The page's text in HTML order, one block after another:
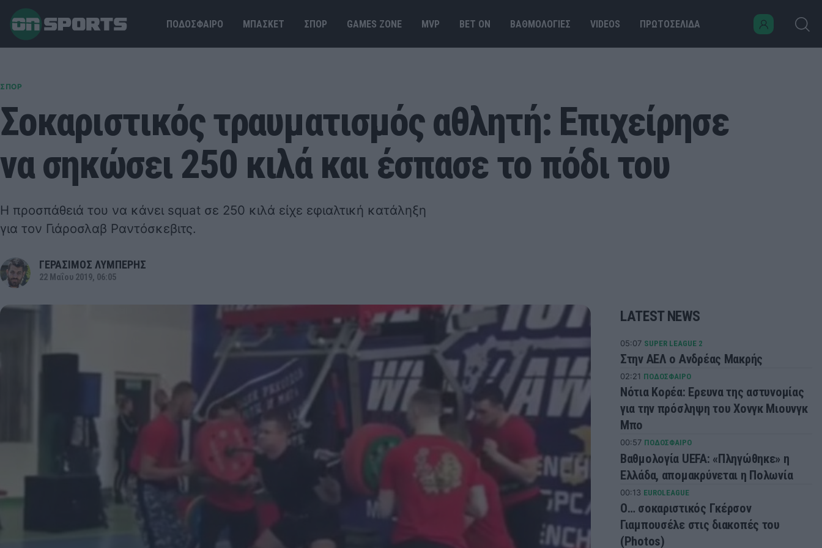
ΠΟΔΟΣΦΑΙΡΟ ΜΠΑΣΚΕΤ ΣΠΟΡ GAMES ΖΟΝΕ MVP BET ΟΝ ΒΑΘΜΟΛΟΓΙΕΣ VIDEOS ΠΡΩΤΟΣΕΛΙΔΑ
ΣΠΟΡ
Σοκαριστικός τραυματισμός αθλητή: Επιχείρησε
να σηκώσει 250 κιλά και έσπασε το πόδι του
Η προσπάθειά του να κάνει squat σε 250 κιλά είχε εφιαλτική κατάληξη
για τον Γιάροσλαβ Ραντόσκεβιτς.
ΓΕΡΑΣΙΜΟΣ ΛΥΜΠΕΡΗΣ
22 Μαΐου 2019, 06:05
LATEST NEWS
05:07 SUPER LEAGUE 2
Στην ΑΕΛ ο Ανδρέας Μακρής
02:21 ΠΟΔΟΣΦΑΙΡΟ
Νότια Κορέα: Ερευνα της αστυνομίας
για την πρόσληψη του Χονγκ Μιουνγκ
Μπo
00:57 ΠΟΔΟΣΦΑΙΡΟ
Βαθμολογία UEFA: «Πληγώθηκε» η
Ελλάδα, απομακρύνεται η Πολωνία
00:13 EUROLEAGUE
Ο… σοκαριστικός Γκέρσον
Γιαμπουσέλε στις διακοπές του
(Photos)